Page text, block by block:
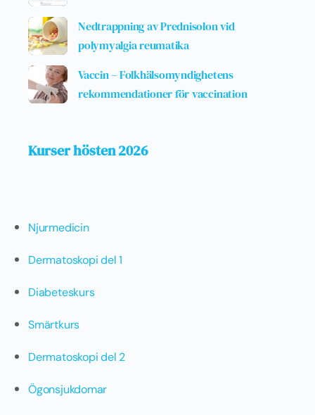
Nedtrappning av Prednisolon vid
polymyalgia reumatika
Vaccin – Folkhälsomyndighetens
rekommendationer för vaccination
Kurser hösten 2026
Njurmedicin
Dermatoskopi del 1
Diabeteskurs
Smärtkurs
Dermatoskopi del 2
Ögonsjukdomar